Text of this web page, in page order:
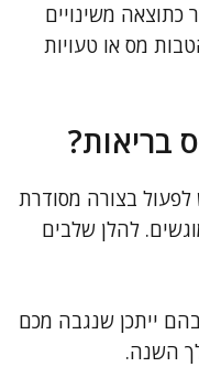
כתוצאה משינויים
מס או טעויות
בריאות?
בצורה מסודרת
להלן שלבים
ייתכן שנגבה מכם
השנה.